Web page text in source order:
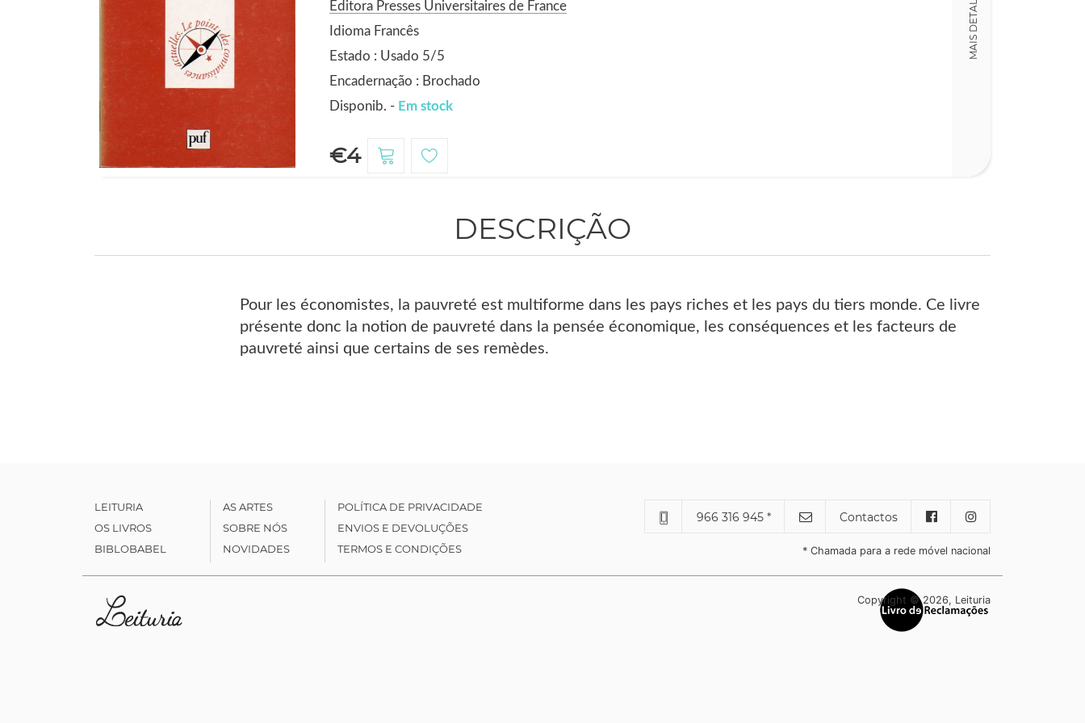
Editora Presses Universitaires de France
Idioma Francês
Estado : Usado 5/5
Encadernação : Brochado
Disponib. - Em stock
€4
MAIS DETALHES
DESCRIÇÃO
Pour les économistes, la pauvreté est multiforme dans les pays riches et les pays du tiers monde. Ce livre
présente donc la notion de pauvreté dans la pensée économique, les conséquences et les facteurs de
pauvreté ainsi que certains de ses remèdes.
LEITURIA
OS LIVROS
BIBLOBABEL
AS ARTES
SOBRE NÓS
NOVIDADES
POLÍTICA DE PRIVACIDADE
ENVIOS E DEVOLUÇÕES
TERMOS E CONDIÇÕES
966 316 945 * Contactos
* Chamada para a rede móvel nacional
Copyright © 2026, Leituria